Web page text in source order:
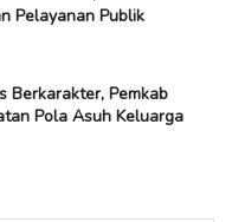
Pelayanan Publik
Berkarakter, Pemkab
Pola Asuh Keluarga